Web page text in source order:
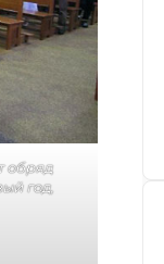
обряд
год,